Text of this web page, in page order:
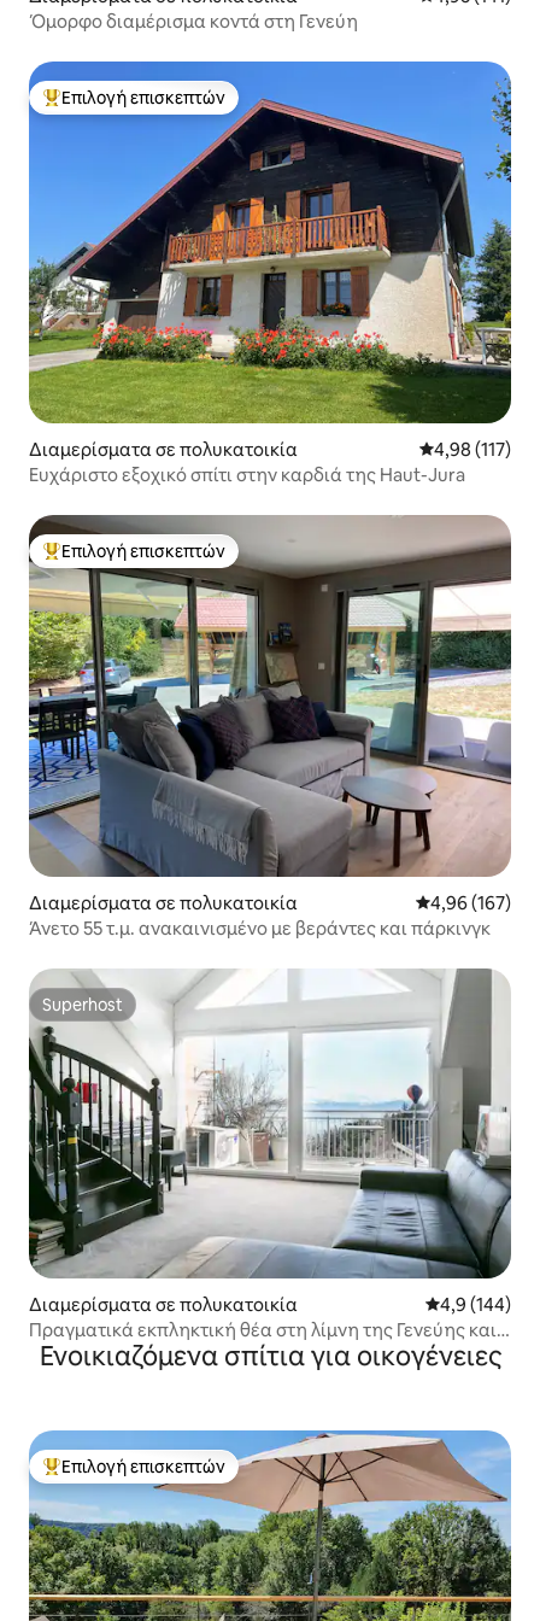
Όμορφο διαμέρισμα κοντά στη Γενεύη
Κορυφαία επιλογή επισκεπτών
Επιλογή επισκεπτών
Διαμερίσματα σε πολυκατοικία Μέση
4,98 (117)
Ευχάριστο εξοχικό σπίτι στην καρδιά της Haut-Jura
Κορυφαία επιλογή επισκεπτών
Επιλογή επισκεπτών
Διαμερίσματα σε πολυκατοικία Μέση
4,96 (167)
Άνετο 55 τ.μ. ανακαινισμένο με βεράντες και πάρκινγκ
Superhost
Superhost
Διαμερίσματα σε πολυκατοικία Μέση
4,9 (144)
Πραγματικά εκπληκτική θέα στη λίμνη της Γενεύης και
στις Άλπεις
Ενοικιαζόμενα σπίτια για οικογένειες
Κορυφαία επιλογή επισκεπτών
Επιλογή επισκεπτών